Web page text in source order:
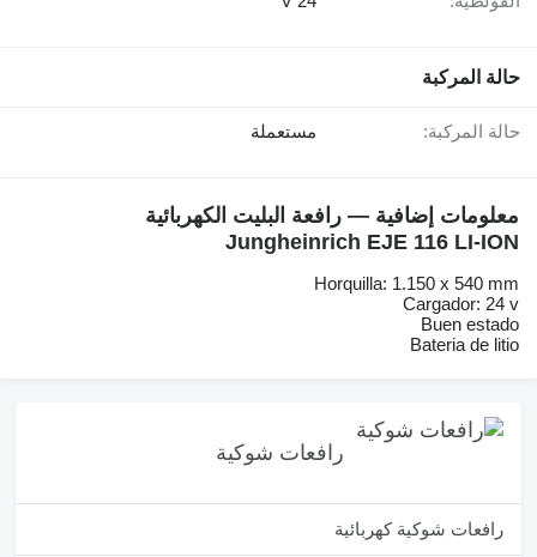
حالة المركبة
حالة المركبة: مستعملة
معلومات إضافية — رافعة البليت الكهربائية
Jungheinrich EJE 116 LI-ION
Horquilla: 1.150 x 540 mm
Cargador: 24 v
Buen estado
Bateria de litio
رافعات شوكية
رافعات شوكية كهربائية